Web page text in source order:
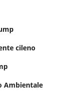
cileno
Ambientale